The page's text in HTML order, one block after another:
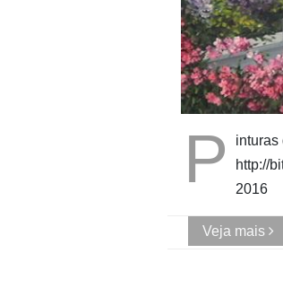
P
inturas
http://
2016
Veja mais